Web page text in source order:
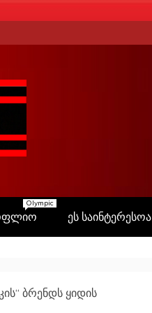
Olympic
ეს საინტერესოა
ბრენდს ყიდის